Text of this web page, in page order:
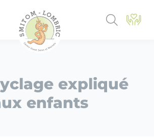
expliqué
enfants